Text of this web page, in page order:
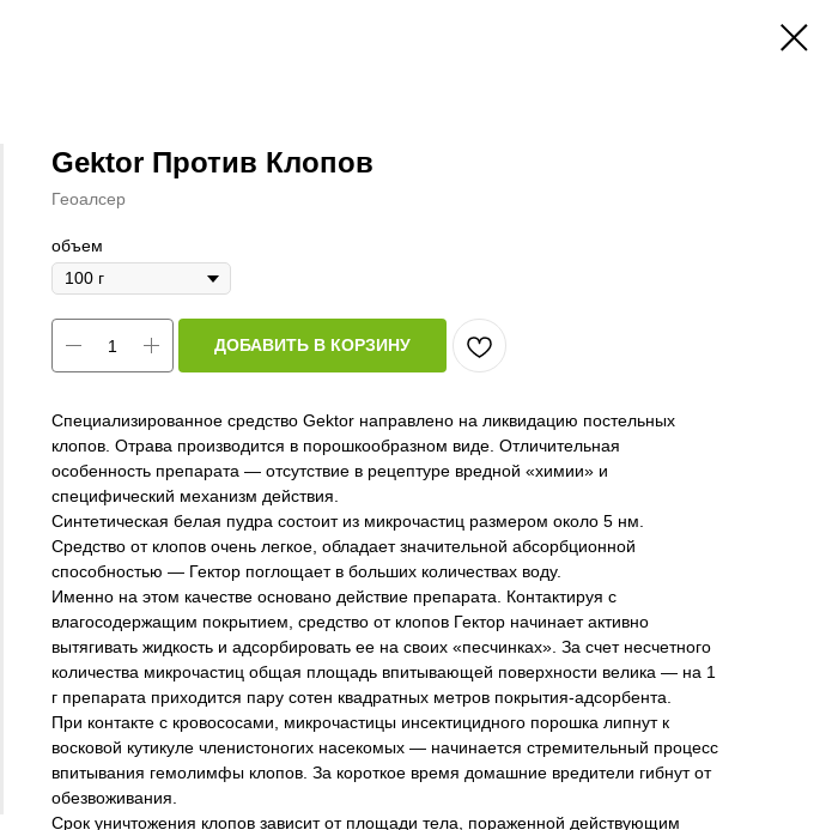
Gektor Против Клопов
Геоалсер
объем
ДОБАВИТЬ В КОРЗИНУ
Специализированное средство Gektor направлено на ликвидацию постельных
клопов. Отрава производится в порошкообразном виде. Отличительная
особенность препарата — отсутствие в рецептуре вредной «химии» и
специфический механизм действия.
Синтетическая белая пудра состоит из микрочастиц размером около 5 нм.
Средство от клопов очень легкое, обладает значительной абсорбционной
способностью — Гектор поглощает в больших количествах воду.
Именно на этом качестве основано действие препарата. Контактируя с
влагосодержащим покрытием, средство от клопов Гектор начинает активно
вытягивать жидкость и адсорбировать ее на своих «песчинках». За счет несчетного
количества микрочастиц общая площадь впитывающей поверхности велика — на 1
г препарата приходится пару сотен квадратных метров покрытия-адсорбента.
При контакте с кровососами, микрочастицы инсектицидного порошка липнут к
восковой кутикуле членистоногих насекомых — начинается стремительный процесс
впитывания гемолимфы клопов. За короткое время домашние вредители гибнут от
обезвоживания.
Срок уничтожения клопов зависит от площади тела, пораженной действующим